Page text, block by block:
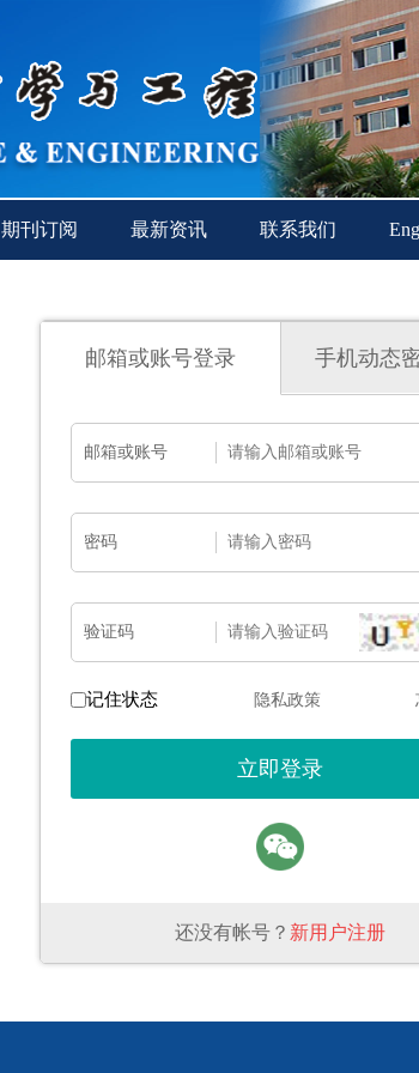
期刊订阅 最新资讯 联系我们
邮箱或账号登录 手机动态
邮箱或账号
密码
验证码
记住状态 隐私政策
还没有帐号？ 新用户注册